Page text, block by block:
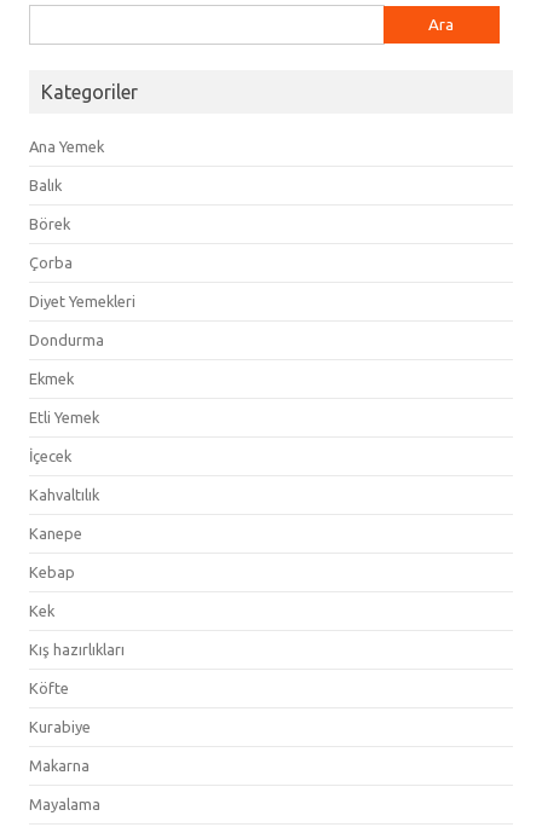
Kategoriler
Ana Yemek
Balık
Börek
Çorba
Diyet Yemekleri
Dondurma
Ekmek
Etli Yemek
İçecek
Kahvaltılık
Kanepe
Kebap
Kek
Kış hazırlıkları
Köfte
Kurabiye
Makarna
Mayalama